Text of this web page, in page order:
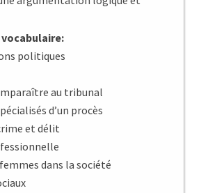
politiques
au tribunal
d’un procès
et délit
dans la société